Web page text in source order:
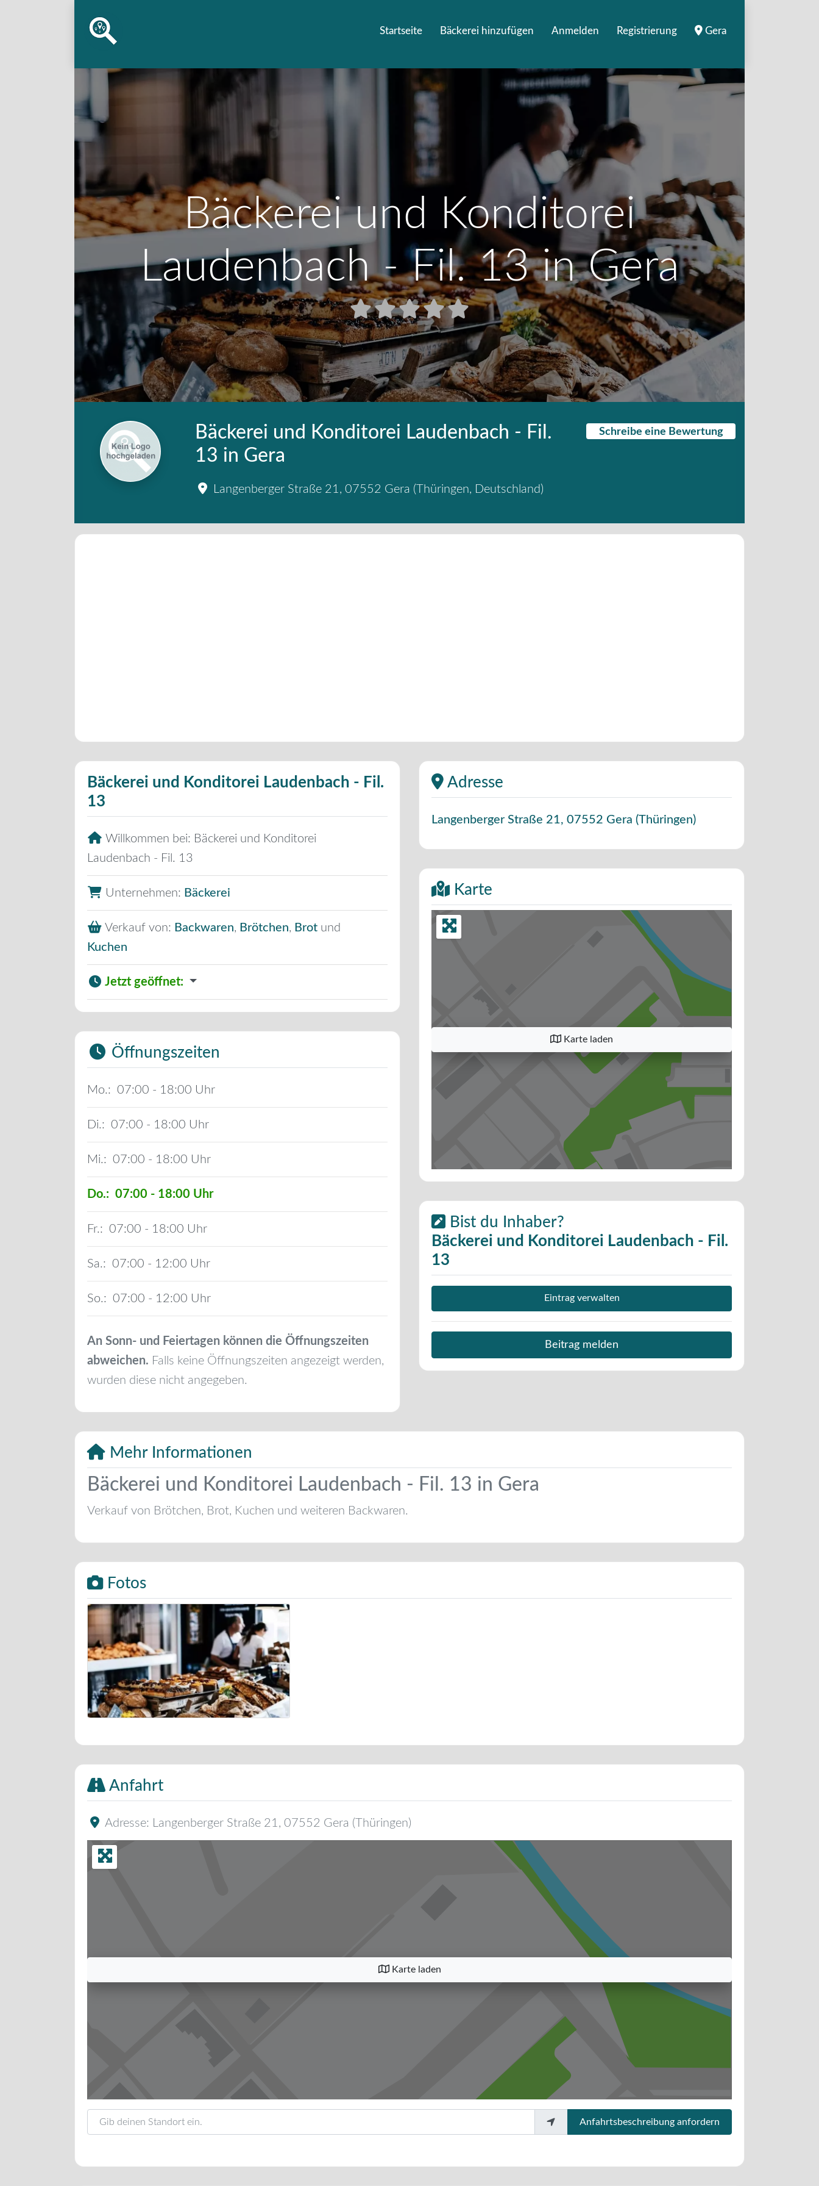
Startseite Bäckerei hinzufügen Anmelden Registrierung Gera
Bäckerei und Konditorei
Laudenbach - Fil. 13 in Gera
Bäckerei und Konditorei Laudenbach - Fil.
13 in Gera
Langenberger Straße 21,07552 Gera ( Thüringen, Deutschland)
Schreibe eine Bewertung
Bäckerei und Konditorei Laudenbach - Fil.
13
Willkommen bei: Bäckerei und Konditorei
Laudenbach - Fil. 13
Unternehmen: Bäckerei
Verkauf von: Backwaren, Brötchen, Brot und
Kuchen
Jetzt geöffnet:
Öffnungszeiten
Mo.: 07:00 - 18:00
Di.: 07:00 - 18:00
Mi.: 07:00 - 18:00
Do.: 07:00 - 18:00
Fr.: 07:00 - 18:00
Sa.: 07:00 - 12:00
So.: 07:00 - 12:00
An Sonn- und Feiertagen können die Öffnungszeiten
abweichen. Falls keine Öffnungszeiten angezeigt werden,
wurden diese nicht angegeben.
Adresse
Langenberger Straße 21, 07552 Gera (Thüringen)
Karte
Karte laden
Bist du Inhaber?
Bäckerei und Konditorei Laudenbach - Fil.
13
Eintrag verwalten
Beitrag melden
Mehr Informationen
Bäckerei und Konditorei Laudenbach - Fil. 13 in Gera
Verkauf von Brötchen, Brot, Kuchen und weiteren Backwaren.
Fotos
Bäckerei Musterbild
Anfahrt
Adresse: Langenberger Straße 21, 07552 Gera ( Thüringen)
Karte laden
Anfahrtsbeschreibung anfordern